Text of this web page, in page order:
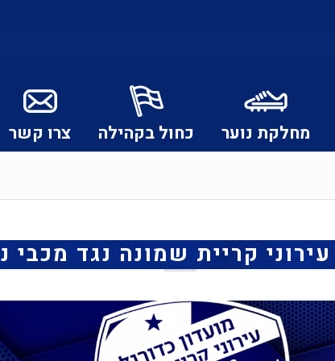
מחלקת נוער כחול בקהילה צרו קשר
קריית שמונה נגד מכבי